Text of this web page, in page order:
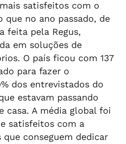
satisfeitos com o
que no ano passado, de
feita pela Regus,
em soluções de
O país ficou com 137
para fazer o
dos entrevistados do
estavam passando
casa. A média global foi
satisfeitos com a
conseguem dedicar